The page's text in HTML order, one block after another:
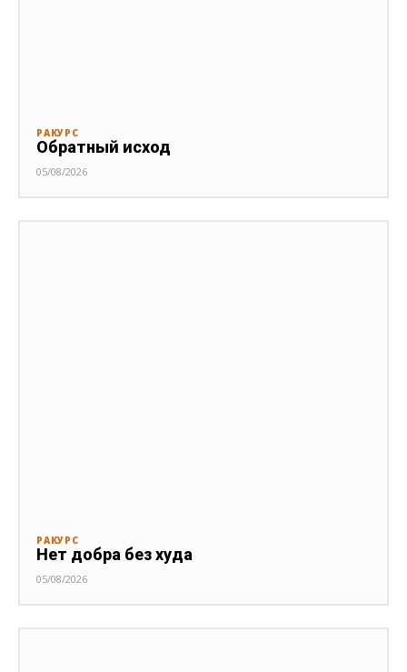
РАКУРС
Обратный исход
05/08/2026
РАКУРС
Нет добра без худа
05/08/2026